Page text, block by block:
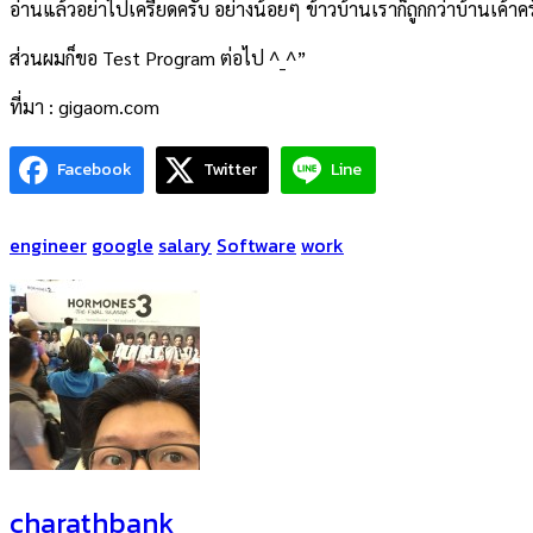
อ่านแล้วอย่าไปเครียดครับ อย่างน้อยๆ ข้าวบ้านเราก็ถูกกว่าบ้านเค้า
ส่วนผมก็ขอ Test Program ต่อไป ^_^”
ที่มา : gigaom.com
Facebook Twitter Line
engineer google salary Software work
charathbank